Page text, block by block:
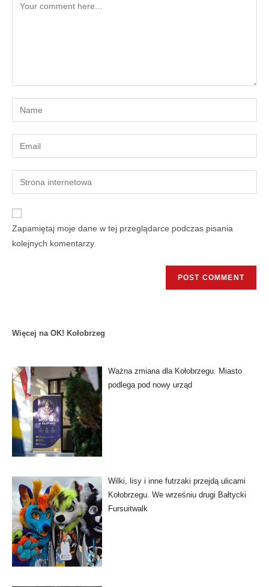
Zapamiętaj moje dane w tej przeglądarce podczas pisania
kolejnych komentarzy.
Więcej na OK! Kołobrzeg
Ważna zmiana dla Kołobrzegu. Miasto
podlega pod nowy urząd
Wilki, lisy i inne futrzaki przejdą ulicami
Kołobrzegu. We wrześniu drugi Bałtycki
Fursuitwalk